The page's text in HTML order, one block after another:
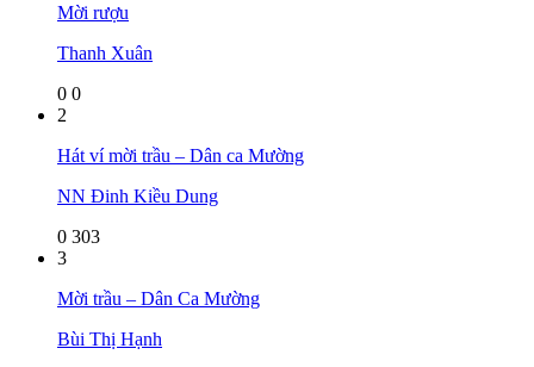
Mời rượu
Thanh Xuân
0 0
2
Hát ví mời trầu – Dân ca Mường
NN Đinh Kiều Dung
0 303
3
Mời trầu – Dân Ca Mường
Bùi Thị Hạnh